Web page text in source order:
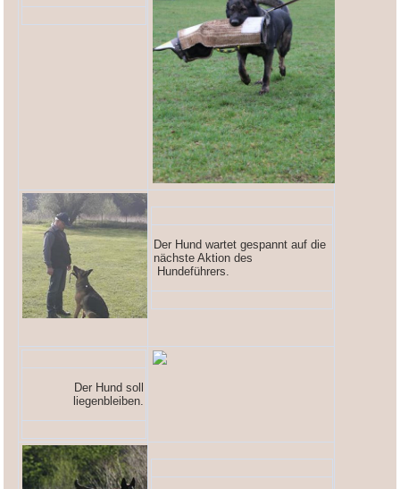
Der Hund wartet gespannt auf die
nächste Aktion des
Hundeführers.
Der Hund soll
liegenbleiben.